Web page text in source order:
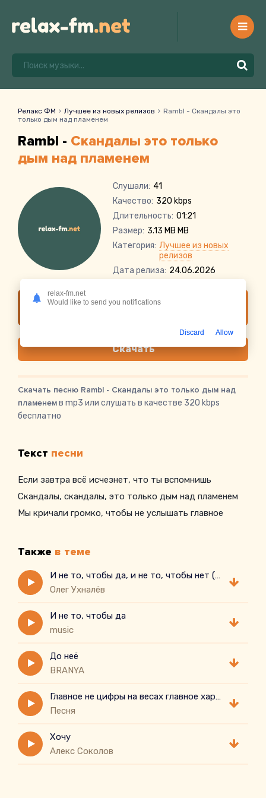
Релакс ФМ Лучшее из новых релизов
Rambl - Скандалы это
только дым над пламенем
Rambl - Скандалы это только
дым над пламенем
Слушали: 41
Качество: 320 kbps
Длительность: 01:21
Размер: 3.13 MB MB
Категория: Лучшее из новых
релизов
Дата релиза: 24.06.2026
Слушать онлайн Rambl - Скандалы это
Скачать
Скачать песню Rambl - Скандалы это только дым над
пламенемв mp3 или слушать в качестве 320 kbps
бесплатно
Текст песни
Если завтра всё исчезнет, что ты вспомнишь
Скандалы, скандалы, это только дым над пламенем
Мы кричали громко, чтобы не услышать главное
Также в теме
И не то, чтобы да, и не то, чтобы нет ( cover)
Олег Ухналёв
И не то, чтобы да
music
До неё
BRANYA
Главное не цифры на весах главное харизма
Песня
Хочу
Алекс Соколов
relax-fm.net
Would like to send you notifications
Discard Allow